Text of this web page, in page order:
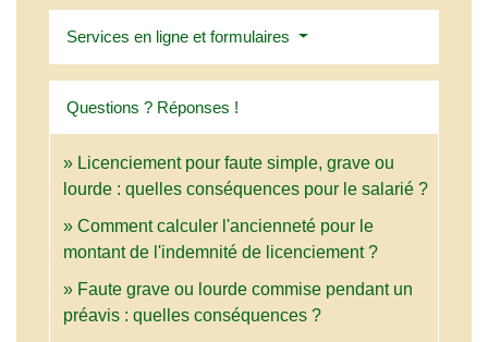
Services en ligne et formulaires
Questions ? Réponses !
Licenciement pour faute simple, grave ou
lourde : quelles conséquences pour le salarié ?
Comment calculer l'ancienneté pour le
montant de l'indemnité de licenciement ?
Faute grave ou lourde commise pendant un
préavis : quelles conséquences ?